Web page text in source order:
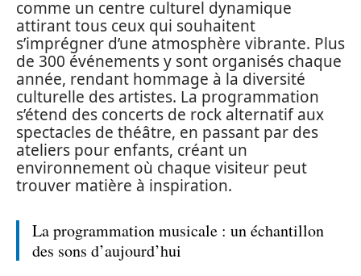
comme un centre culturel dynamique
attirant tous ceux qui souhaitent
s’imprégner d’une atmosphère vibrante. Plus
de 300 événements y sont organisés chaque
année, rendant hommage à la diversité
culturelle des artistes. La programmation
s’étend des concerts de rock alternatif aux
spectacles de théâtre, en passant par des
ateliers pour enfants, créant un
environnement où chaque visiteur peut
trouver matière à inspiration.
La programmation musicale : un échantillon
des sons d’aujourd’hui